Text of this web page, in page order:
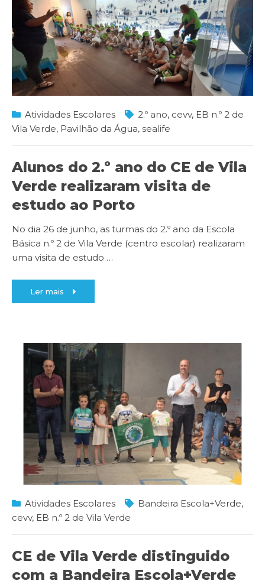
Atividades Escolares 2.º ano, cevv, EB n.º 2 de
Vila Verde, Pavilhão da Água, sealife
Alunos do 2.º ano do CE de Vila
Verde realizaram visita de
estudo ao Porto
No dia 26 de junho, as turmas do 2.º ano da Escola
Básica n.º 2 de Vila Verde (centro escolar) realizaram
uma visita de estudo …
Ler mais
Atividades Escolares Bandeira Escola+Verde,
cevv, EB n.º 2 de Vila Verde
CE de Vila Verde distinguido
com a Bandeira Escola+Verde